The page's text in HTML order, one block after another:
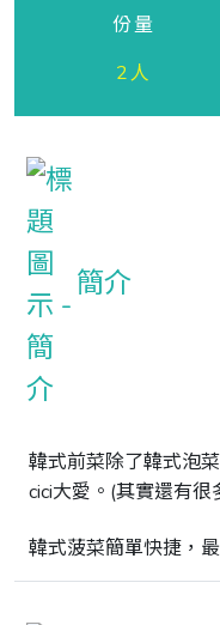
份量
2人
簡介
韓式前菜除了韓式泡
cici大愛。(其實還有
韓式菠菜簡單快捷，